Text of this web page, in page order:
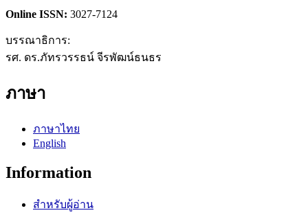
Online ISSN: 3027-7124
บรรณาธิการ:
รศ. ดร.ภัทรวรรธน์ จีรพัฒน์ธนธร
ภาษา
ภาษาไทย
English
Information
สำหรับผู้อ่าน